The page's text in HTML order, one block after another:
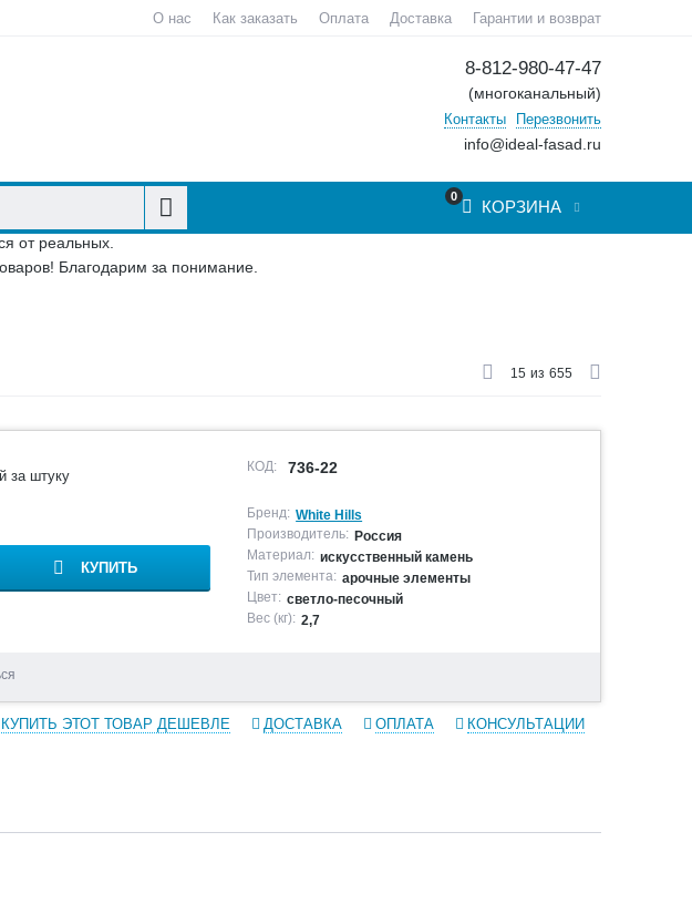
О нас Как заказать Оплата Доставка Гарантии и возврат
8-812-980-47-47
(многоканальный)
Контакты Перезвонить
info@ideal-fasad.ru
0
КОРЗИНА
от реальных.
Благодарим за понимание.
15 из 655
за штуку
КУПИТЬ
КОД: 736-22
Бренд: White Hills
Производитель: Россия
Материал: искусственный камень
Тип элемента: арочные элементы
Цвет: светло-песочный
Вес (кг): 2,7
КУПИТЬ ЭТОТ ТОВАР ДЕШЕВЛЕ ДОСТАВКА ОПЛАТА КОНСУЛЬТАЦИИ